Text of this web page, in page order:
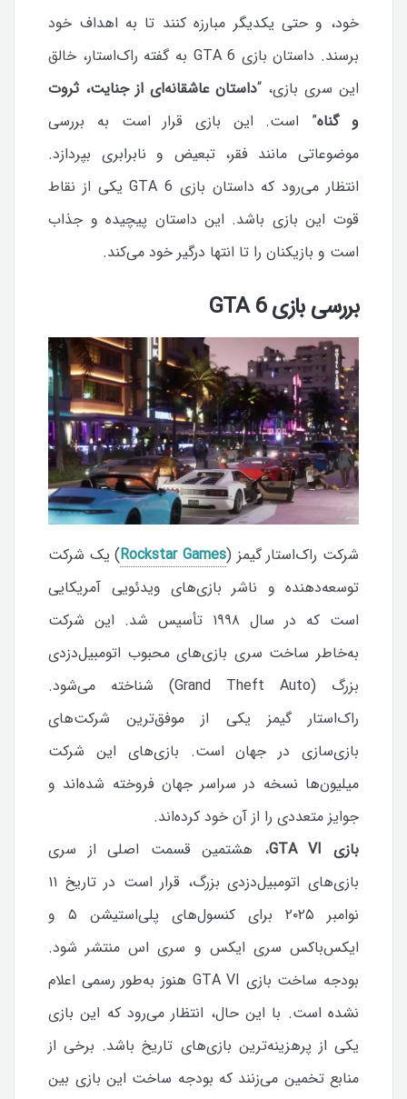
خود، و حتی یکدیگر مبارزه کنند تا به اهداف خود
برسند.
داستان بازی GTA 6 به گفته راک‌استار، خالق
این سری بازی، “داستان عاشقانه‌ای از جنایت، ثروت
و گناه” است. این بازی قرار است به بررسی
موضوعاتی مانند فقر، تبعیض و نابرابری بپردازد.
انتظار می‌رود که داستان بازی GTA 6 یکی از نقاط
قوت این بازی باشد. این داستان پیچیده و جذاب
است و بازیکنان را تا انتها درگیر خود می‌کند.
بررسی بازی GTA 6
شرکت راک‌استار گیمز (Rockstar Games) یک شرکت
توسعه‌دهنده و ناشر بازی‌های ویدئویی آمریکایی
است که در سال ۱۹۹۸ تأسیس شد. این شرکت
به‌خاطر ساخت سری بازی‌های محبوب اتومبیل‌دزدی
بزرگ (Grand Theft Auto) شناخته می‌شود.
راک‌استار گیمز یکی از موفق‌ترین شرکت‌های
بازی‌سازی در جهان است. بازی‌های این شرکت
میلیون‌ها نسخه در سراسر جهان فروخته شده‌اند و
جوایز متعددی را از آن خود کرده‌اند.
بازی GTA VI
، هشتمین قسمت اصلی از سری
بازی‌های اتومبیل‌دزدی بزرگ، قرار است در تاریخ ۱۱
نوامبر ۲۰۲۵ برای کنسول‌های پلی‌استیشن ۵ و
ایکس‌باکس سری ایکس و سری اس منتشر شود.
بودجه ساخت بازی GTA VI هنوز به‌طور رسمی اعلام
نشده است. با این حال، انتظار می‌رود که این بازی
یکی از پرهزینه‌ترین بازی‌های تاریخ باشد. برخی از
منابع تخمین می‌زنند که بودجه ساخت این بازی بین